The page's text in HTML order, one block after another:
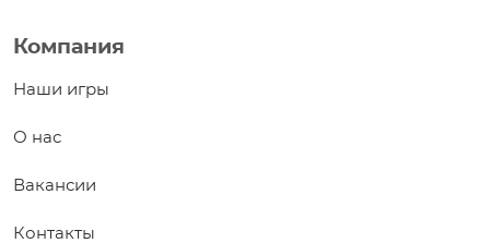
Компания
Наши игры
О нас
Вакансии
Контакты